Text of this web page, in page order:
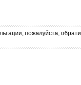
пожалуйста,